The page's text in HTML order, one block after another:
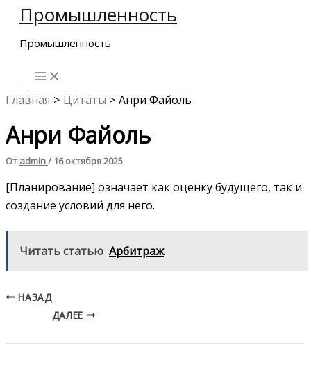
Перейти
содержимому
Промышленность
Промышленность
Главная Цитаты Анри Файоль
Анри Файоль
От admin/ 16 октября 2025
[Планирование] означает как оценку будущего, так и
создание условий для него.
Читать статью Арбитраж
НАЗАД
ДАЛЕЕ